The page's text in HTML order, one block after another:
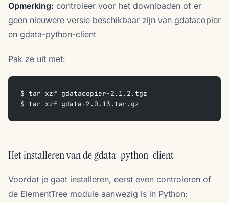
Opmerking: controleer voor het downloaden of er
geen nieuwere versie beschikbaar zijn van gdatacopier
en gdata-python-client
Pak ze uit met:
$ tar xzf gdatacopier-2.1.2.tgz
$ tar xzf gdata-2.0.13.tar.gz
Het installeren van de gdata-python-client
Voordat je gaat installeren, eerst even controleren of
de ElementTree module aanwezig is in Python: